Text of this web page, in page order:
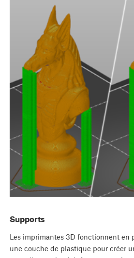
Supports
Les imprimantes 3D fonctionnent en
une couche de plastique pour créer